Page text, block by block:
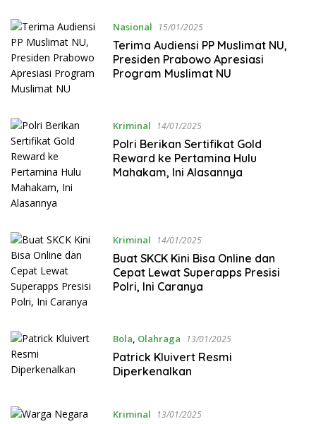
Nasional 15/01/2025
Terima Audiensi PP Muslimat NU,
Presiden Prabowo Apresiasi
Program Muslimat NU
Kriminal 14/01/2025
Polri Berikan Sertifikat Gold
Reward ke Pertamina Hulu
Mahakam, Ini Alasannya
Kriminal 14/01/2025
Buat SKCK Kini Bisa Online dan
Cepat Lewat Superapps Presisi
Polri, Ini Caranya
Bola, Olahraga 13/01/2025
Patrick Kluivert Resmi
Diperkenalkan
Kriminal 13/01/2025